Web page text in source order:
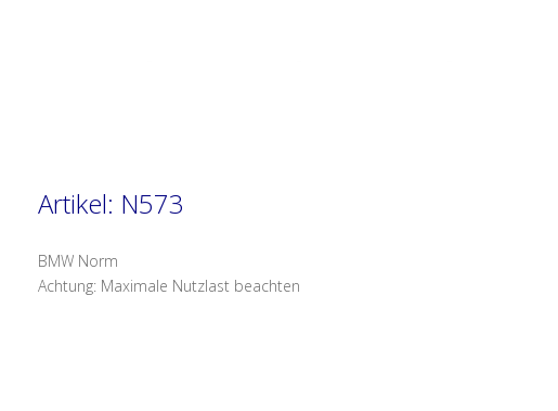
Artikel: N573
BMW Norm
Achtung: Maximale Nutzlast beachten